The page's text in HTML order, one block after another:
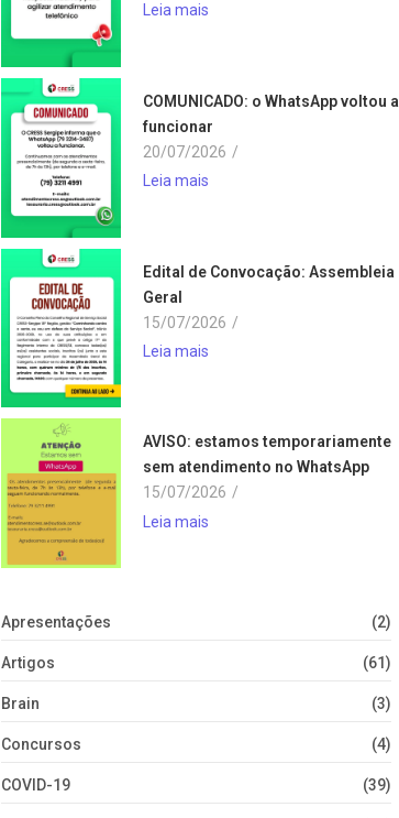
Leia mais
COMUNICADO: o WhatsApp voltou a
funcionar
20/07/2026 /
Leia mais
Edital de Convocação: Assembleia
Geral
15/07/2026 /
Leia mais
AVISO: estamos temporariamente
sem atendimento no WhatsApp
15/07/2026 /
Leia mais
Apresentações (2)
Artigos (61)
Brain (3)
Concursos (4)
COVID-19 (39)